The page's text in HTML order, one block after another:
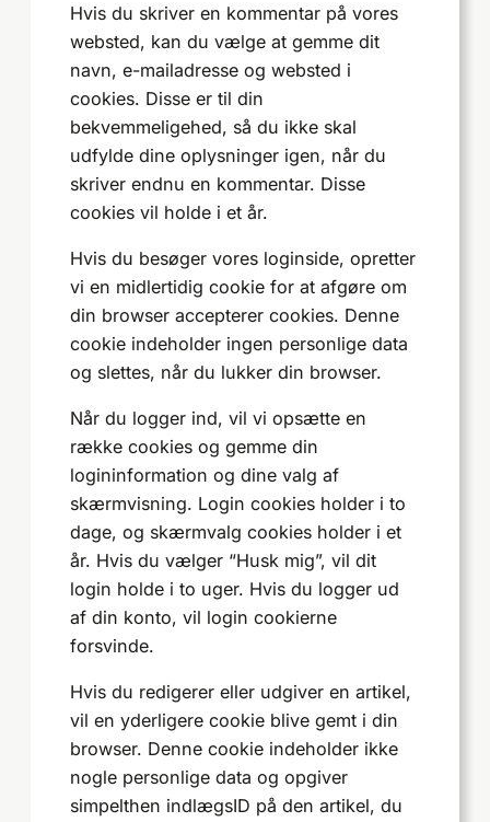
Hvis du skriver en kommentar på vores
websted, kan du vælge at gemme dit
navn, e-mailadresse og websted i
cookies. Disse er til din
bekvemmeligehed, så du ikke skal
udfylde dine oplysninger igen, når du
skriver endnu en kommentar. Disse
cookies vil holde i et år.
Hvis du besøger vores loginside, opretter
vi en midlertidig cookie for at afgøre om
din browser accepterer cookies. Denne
cookie indeholder ingen personlige data
og slettes, når du lukker din browser.
Når du logger ind, vil vi opsætte en
række cookies og gemme din
logininformation og dine valg af
skærmvisning. Login cookies holder i to
dage, og skærmvalg cookies holder i et
år. Hvis du vælger “Husk mig”, vil dit
login holde i to uger. Hvis du logger ud
af din konto, vil login cookierne
forsvinde.
Hvis du redigerer eller udgiver en artikel,
vil en yderligere cookie blive gemt i din
browser. Denne cookie indeholder ikke
nogle personlige data og opgiver
simpelthen indlægsID på den artikel, du